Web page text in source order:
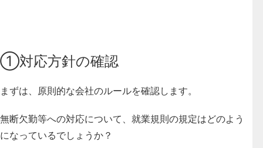
①対応方針の確認
まずは、原則的な会社のルールを確認します。
無断欠勤等への対応について、就業規則の規定はどのよう
になっているでしょうか？